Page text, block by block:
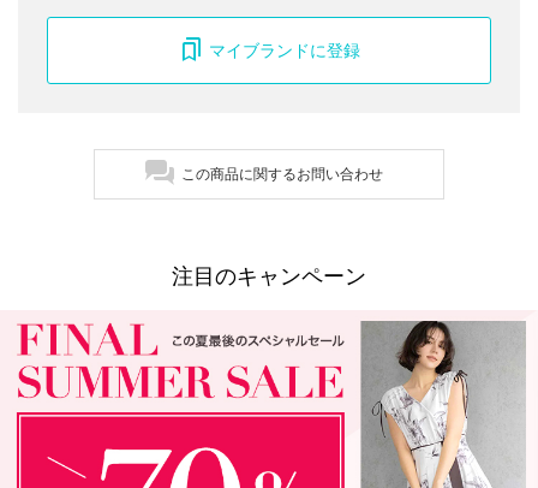
マイブランドに登録
この商品に関するお問い合わせ
注目のキャンペーン